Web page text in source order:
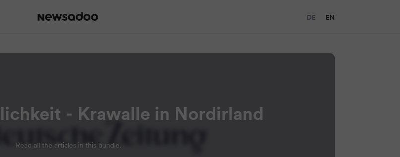
DE EN
- Krawalle in Nordirland
Read all the articles in this bundle.